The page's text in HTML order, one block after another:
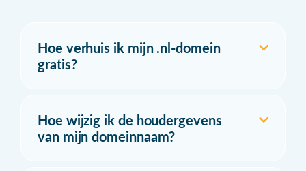
Hoe verhuis ik mijn .nl-domein
gratis?
Hoe wijzig ik de houdergevens
van mijn domeinnaam?